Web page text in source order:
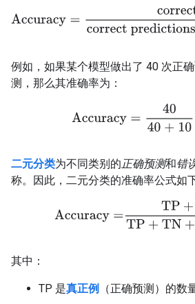
Accuracy correct
例如，如果某个模型做出了 40 次正
测，那么其准确率为：
40 + 10
二元分类为不同类别的 正确预测和错
称。因此，二元分类的准确率公式如
TP+TN
其中：
TP 是真正例
（正确预测）的数